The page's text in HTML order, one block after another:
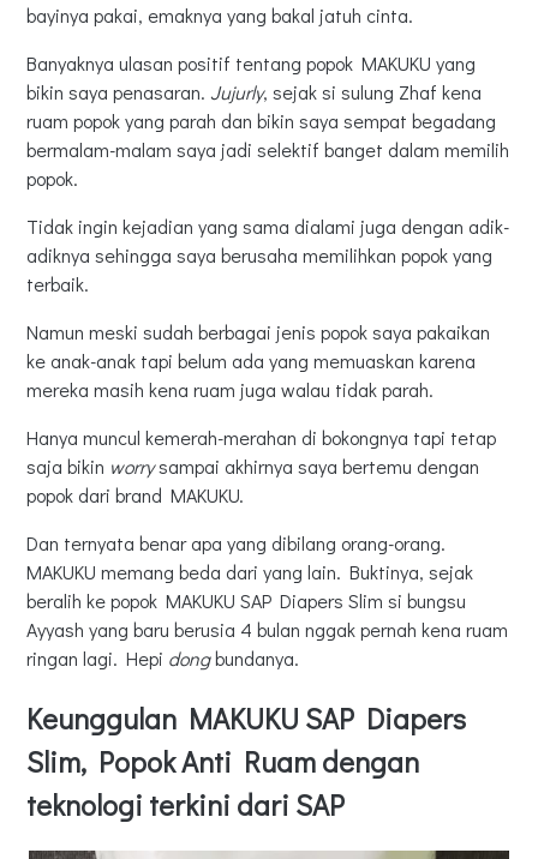
bayinya pakai, emaknya yang bakal jatuh cinta.
Banyaknya ulasan positif tentang popok MAKUKU yang
bikin saya penasaran. Jujurly, sejak si sulung Zhaf kena
ruam popok yang parah dan bikin saya sempat begadang
bermalam-malam saya jadi selektif banget dalam memilih
popok.
Tidak ingin kejadian yang sama dialami juga dengan adik-
adiknya sehingga saya berusaha memilihkan popok yang
terbaik.
Namun meski sudah berbagai jenis popok saya pakaikan
ke anak-anak tapi belum ada yang memuaskan karena
mereka masih kena ruam juga walau tidak parah.
Hanya muncul kemerah-merahan di bokongnya tapi tetap
saja bikin worrysampai akhirnya saya bertemu dengan
popok dari brand MAKUKU.
Dan ternyata benar apa yang dibilang orang-orang.
MAKUKU memang beda dari yang lain. Buktinya, sejak
beralih ke popok MAKUKU SAP Diapers Slim si bungsu
Ayyash yang baru berusia 4 bulan nggak pernah kena ruam
ringan lagi. Hepi dongbundanya.
Keunggulan MAKUKU SAP Diapers
Slim, Popok Anti Ruam dengan
teknologi terkini dari SAP